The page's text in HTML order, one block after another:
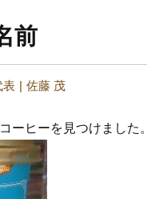
前
表 佐藤 茂
ヒーを見つけました。